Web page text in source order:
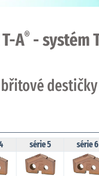
A® - systém
destičky
série 5 série 6